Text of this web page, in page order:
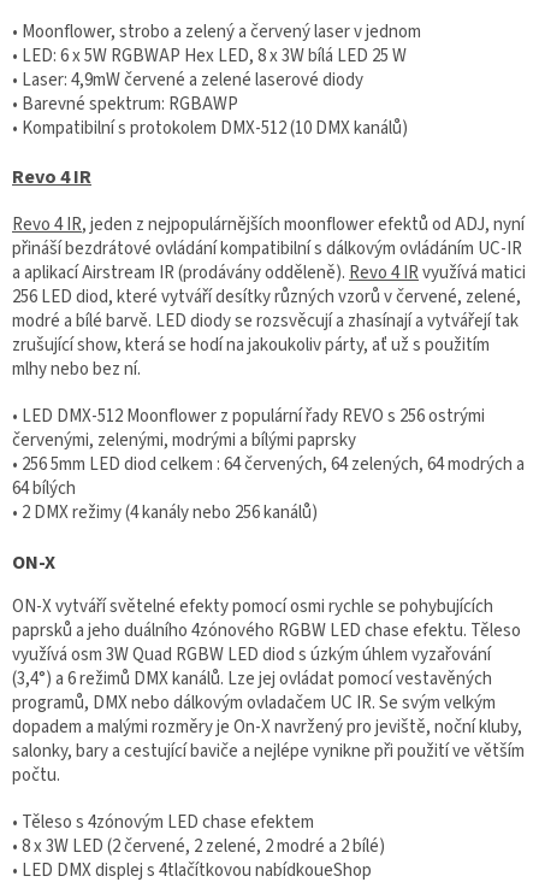
• Moonflower, strobo a zelený a červený laser v jednom
• LED: 6 x 5W RGBWAP Hex LED, 8 x 3W bílá LED 25 W
• Laser: 4,9mW červené a zelené laserové diody
• Barevné spektrum: RGBAWP
• Kompatibilní s protokolem DMX-512 (10 DMX kanálů)
Revo 4 IR
Revo 4 IR, jeden z nejpopulárnějších moonflower efektů od ADJ, nyní
přináší bezdrátové ovládání kompatibilní s dálkovým ovládáním UC-IR
a aplikací Airstream IR (prodávány odděleně). Revo 4 IRvyužívá matici
256 LED diod, které vytváří desítky různých vzorů v červené, zelené,
modré a bílé barvě. LED diody se rozsvěcují a zhasínají a vytvářejí tak
zrušující show, která se hodí na jakoukoliv párty, ať už s použitím
mlhy nebo bez ní.
• LED DMX-512 Moonflower z populární řady REVO s 256 ostrými
červenými, zelenými, modrými a bílými paprsky
• 256 5mm LED diod celkem : 64 červených, 64 zelených, 64 modrých a
64 bílých
• 2 DMX režimy (4 kanály nebo 256 kanálů)
ON-X
ON-X vytváří světelné efekty pomocí osmi rychle se pohybujících
paprsků a jeho duálního 4zónového RGBW LED chase efektu. Těleso
využívá osm 3W Quad RGBW LED diod s úzkým úhlem vyzařování
(3,4°) a 6 režimů DMX kanálů. Lze jej ovládat pomocí vestavěných
programů, DMX nebo dálkovým ovladačem UC IR. Se svým velkým
dopadem a malými rozměry je On-X navržený pro jeviště, noční kluby,
salonky, bary a cestující baviče a nejlépe vynikne při použití ve větším
počtu.
• Těleso s 4zónovým LED chase efektem
• 8 x 3W LED (2 červené, 2 zelené, 2 modré a 2 bílé)
• LED DMX displej s 4tlačítkovou nabídkoueShop